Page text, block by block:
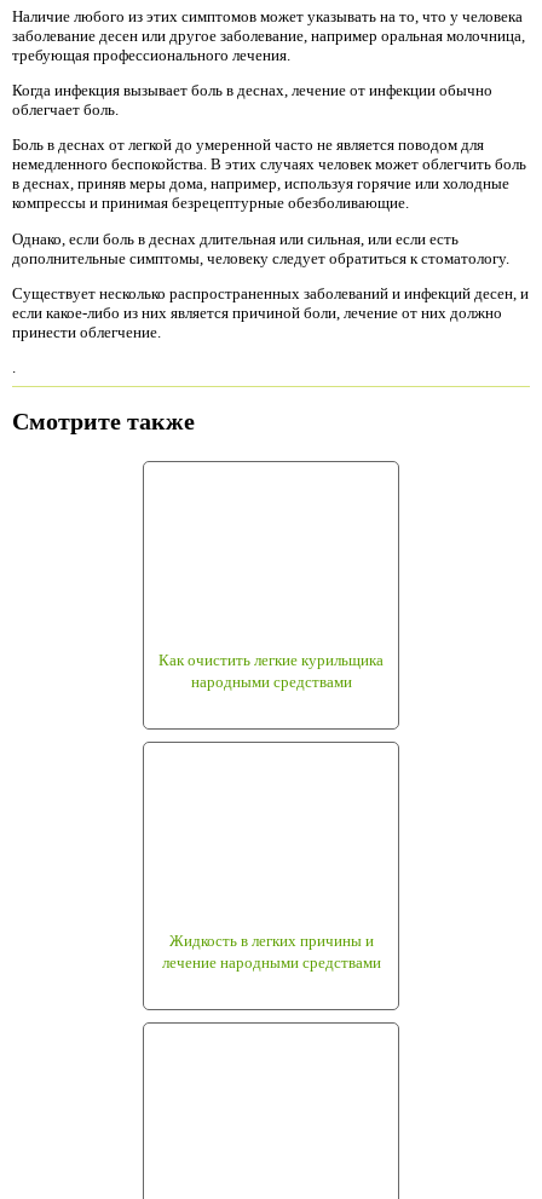
Наличие любого из этих симптомов может указывать на то, что у человека
заболевание десен или другое заболевание, например оральная молочница,
требующая профессионального лечения.
Когда инфекция вызывает боль в деснах, лечение от инфекции обычно
облегчает боль.
Боль в деснах от легкой до умеренной часто не является поводом для
немедленного беспокойства. В этих случаях человек может облегчить боль
в деснах, приняв меры дома, например, используя горячие или холодные
компрессы и принимая безрецептурные обезболивающие.
Однако, если боль в деснах длительная или сильная, или если есть
дополнительные симптомы, человеку следует обратиться к стоматологу.
Существует несколько распространенных заболеваний и инфекций десен, и
если какое-либо из них является причиной боли, лечение от них должно
принести облегчение.
.
Смотрите также
Как очистить легкие курильщика
народными средствами
Жидкость в легких причины и
лечение народными средствами